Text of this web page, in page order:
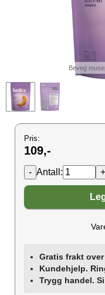
Beveg
Pris:
109,-
Antall:
Gratis frakt over
Kundehjelp.
Trygg handel.